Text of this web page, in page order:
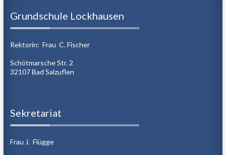
Grundschule Lockhausen
Rektorin: Frau C. Fischer
Schötmarsche Str. 2
32107 Bad Salzuflen
Sekretariat
Frau J. Flügge